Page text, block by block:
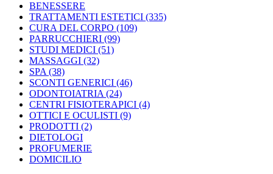
BENESSERE
TRATTAMENTI ESTETICI (335)
CURA DEL CORPO (109)
PARRUCCHIERI (99)
STUDI MEDICI (51)
MASSAGGI (32)
SPA (38)
SCONTI GENERICI (46)
ODONTOIATRIA (24)
CENTRI FISIOTERAPICI (4)
OTTICI E OCULISTI (9)
PRODOTTI (2)
DIETOLOGI
PROFUMERIE
DOMICILIO